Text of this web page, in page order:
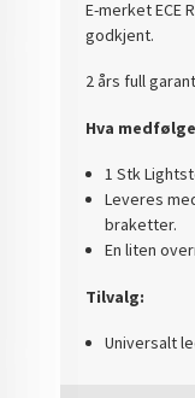
E-merket ECE
godkjent.
2 års full
Hva
1 Stk
Leveres
braketter.
En liten
Tilvalg:
Universalt